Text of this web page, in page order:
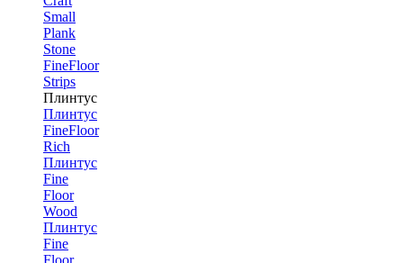
Small
Plank
Stone
FineFloor
Strips
Плинтус
Плинтус
FineFloor
Rich
Плинтус
Fine
Floor
Wood
Плинтус
Fine
Floor